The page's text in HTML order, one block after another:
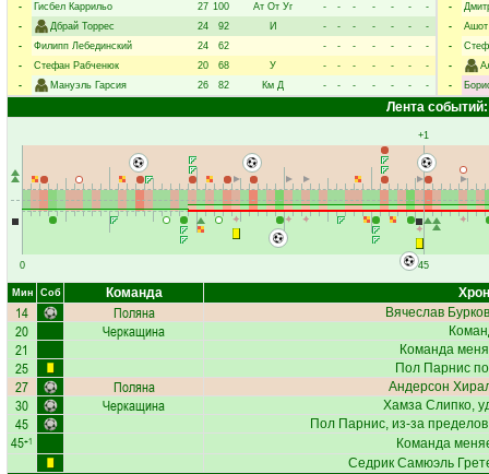
-
Гисбел Каррильо 27 100 Ат От Уг - - - - - -
-
-
Дбрай Торрес 24 92 И - - - - - -
-
-
Филипп Лебединский 24 62 - - - - - -
-
-
Стефан Рабченюк 20 68 У - - - - - -
-
-
Мануэль Гарсия 26 82 Км Д - - - - - - -
-
-
Ашот
-
-
-
Лента событий:
0
+1
45
Мин Соб Команда
14 Поляна Вячеслав
20 Черкащина
21 Команда
25 Пол Парнис
27 Поляна Андерсон
30 Черкащина Хамза Слипко,
45 Пол Парнис, из-за
45+1
Команда
Седрик Самюэль